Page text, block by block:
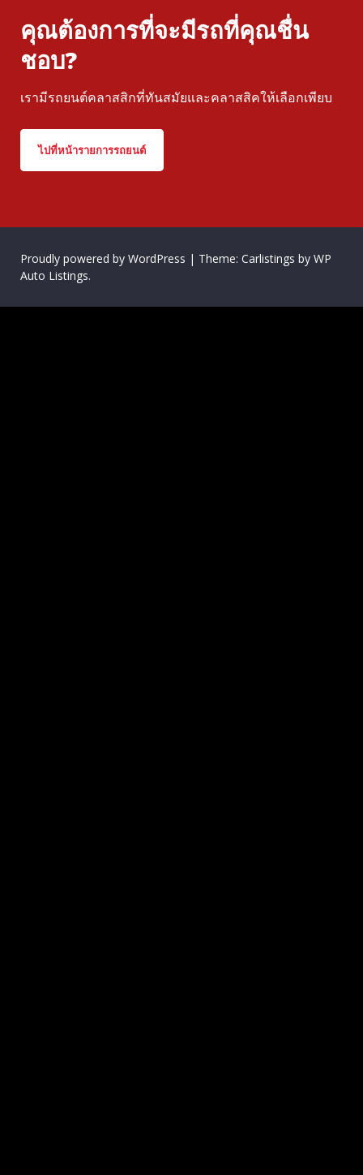
คุณต้องการที่จะมีรถที่คุณชื่น
ชอบ?
เรามีรถยนต์คลาสสิกที่ทันสมัยและคลาสสิคให้เลือกเพียบ
ไปที่หน้ารายการรถยนต์
Proudly powered by WordPress | Theme: Carlistings by WP
Auto Listings.